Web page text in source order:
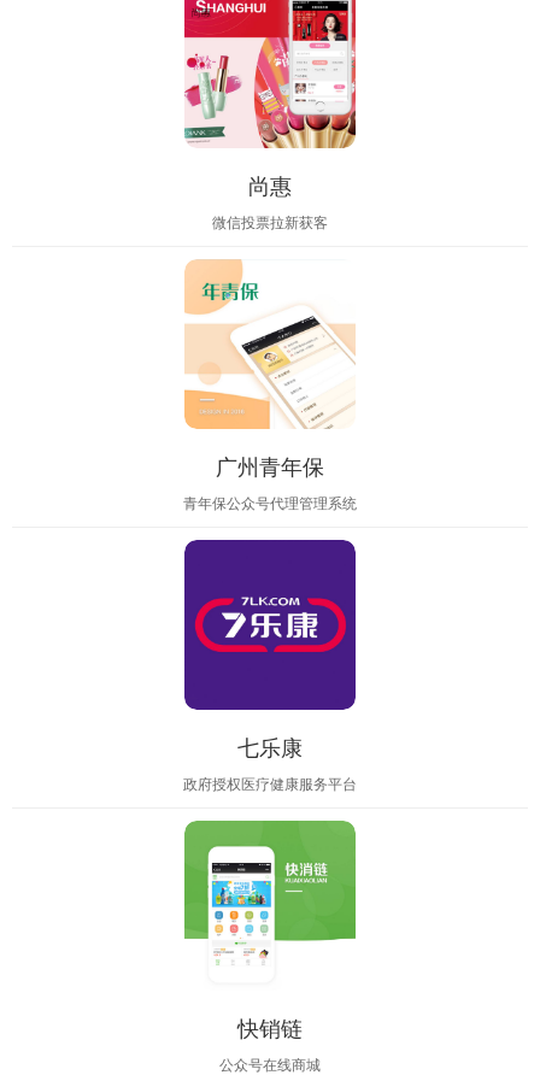
尚惠
微信投票拉新获客
广州青年保
青年保公众号代理管理系统
七乐康
政府授权医疗健康服务平台
快销链
公众号在线商城